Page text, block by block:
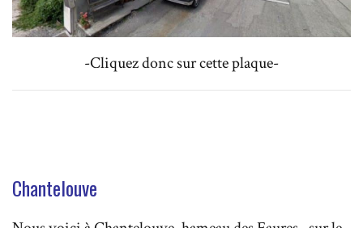
-Cliquez donc sur cette plaque-
Chantelouve